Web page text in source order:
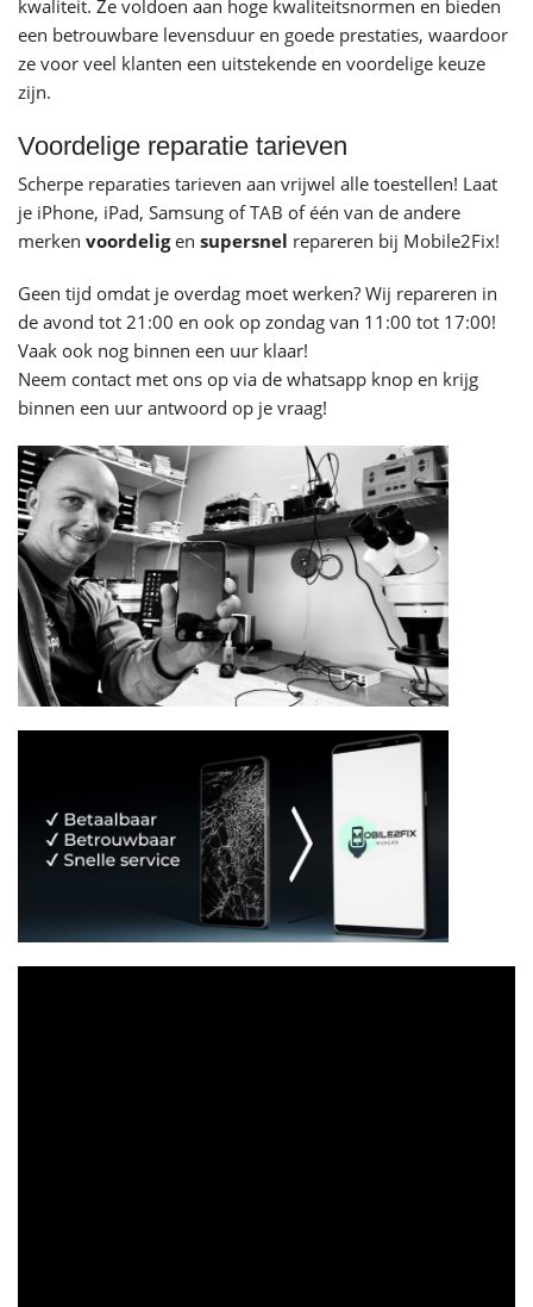
kwaliteit. Ze voldoen aan hoge kwaliteitsnormen en bieden
een betrouwbare levensduur en goede prestaties, waardoor
ze voor veel klanten een uitstekende en voordelige keuze
zijn.
Voordelige reparatie tarieven
Scherpe reparaties tarieven aan vrijwel alle toestellen! Laat
je iPhone, iPad, Samsung of TAB of één van de andere
merken voordeligen supersnel repareren bij Mobile2Fix!
Geen tijd omdat je overdag moet werken? Wij repareren in
de avond tot 21:00 en ook op zondag van 11:00 tot 17:00!
Vaak ook nog binnen een uur klaar!
Neem contact met ons op via de whatsapp knop en krijg
binnen een uur antwoord op je vraag!